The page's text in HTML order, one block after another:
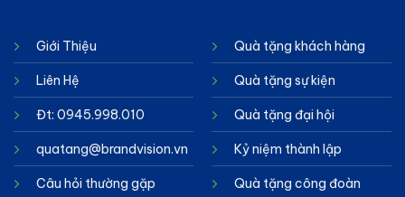
Giới Thiệu
Liên Hệ
Đt: 0945.998.010
quatang@brandvision.vn
Câu hỏi thường gặp
Quà tặng khách hàng
Quà tặng sự kiện
Quà tặng đại hội
Kỷ niệm thành lập
Quà tặng công đoàn